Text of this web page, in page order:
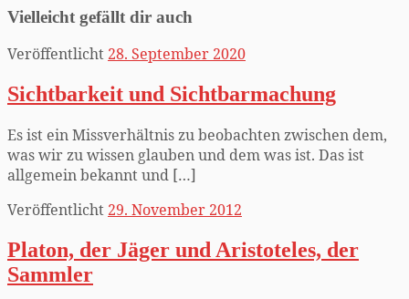
Vielleicht gefällt dir auch
Veröffentlicht 28. September 2020
Sichtbarkeit und Sichtbarmachung
Es ist ein Missverhältnis zu beobachten zwischen dem,
was wir zu wissen glauben und dem was ist. Das ist
allgemein bekannt und […]
Veröffentlicht 29. November 2012
Platon, der Jäger und Aristoteles, der
Sammler